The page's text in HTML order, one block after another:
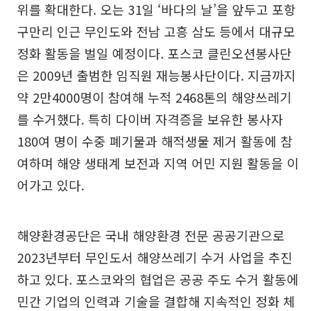
위를 확대한다. 오는 31일 ‘바다의 날’을 앞두고 포항
구만리 인근 무인도와 전남 고흥 삼도 등에서 대규모
정화 활동을 벌일 예정이다. 포스코 클린오션봉사단
은 2009년 출범한 임직원 재능봉사단이다. 지금까지
약 2만4000명이 참여해 누적 2468톤의 해양쓰레기
를 수거했다. 특히 다이버 자격증을 보유한 봉사자
180여 명이 수중 폐기물과 해적생물 제거 활동에 참
여하며 해양 생태계 보전과 지역 어민 지원 활동을 이
어가고 있다.
해양환경공단은 국내 해양환경 전문 공공기관으로
2023년부터 무인도서 해양쓰레기 수거 사업을 추진
하고 있다. 포스코와의 협업은 공공 주도 수거 활동에
민간 기업의 인력과 기술을 결합해 지속적인 정화 체